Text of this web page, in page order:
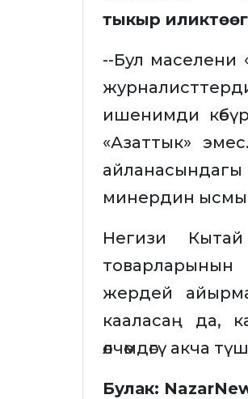
тыкыр
--Бул маселени
ишенимди
«Азаттык»
минердин ысмы
Негизи
жердей
кааласаң да,
өлчөмдөгү акча
Булак: